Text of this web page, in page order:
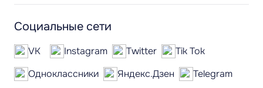
Социальные сети
VK Instagram Twitter
Tik Tok
Одноклассники
Яндекс.Дзен
Telegram